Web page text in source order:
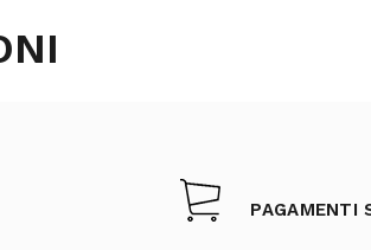
PAGAMENTI